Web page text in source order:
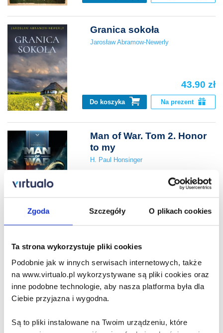
Zgoda Szczegóły O plikach cookies
Ta strona wykorzystuje pliki cookies
Podobnie jak w innych serwisach internetowych, także
na www.virtualo.pl wykorzystywane są pliki cookies oraz
inne podobne technologie, aby nasza platforma była dla
Ciebie przyjazna i wygodna.
Są to pliki instalowane na Twoim urządzeniu, które
Granica sokoła
Jarosław Abramow-Newerly
43.90 zł
Do koszyka Na prezent
Man of War. Tom 2. Honor
to my
H. Paul Honsinger
54.90 zł
Do koszyka Na prezent
Rising Star. W cieniu jego
sławy
K.A. Zysk